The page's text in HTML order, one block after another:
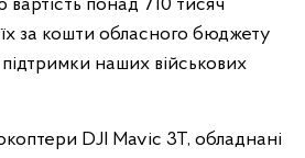
понад 710 тисяч
за кошти обласного бюджету
наших військових
DJI Mavic 3T, обладнані